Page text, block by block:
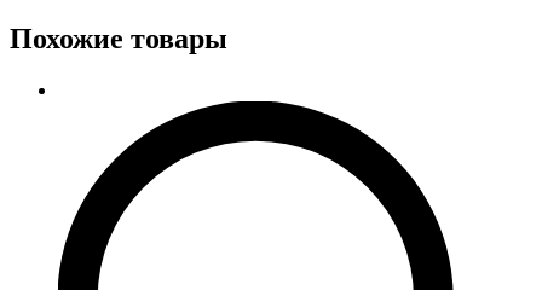
Похожие товары